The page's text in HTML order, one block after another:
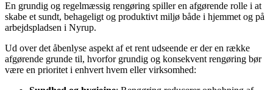
En grundig og regelmæssig rengøring spiller en afgørende rolle i at
skabe et sundt, behageligt og produktivt miljø både i hjemmet og på
arbejdspladsen i Nyrup.
Ud over det åbenlyse aspekt af et rent udseende er der en række
afgørende grunde til, hvorfor grundig og konsekvent rengøring bør
være en prioritet i enhvert hvem eller virksomhed: